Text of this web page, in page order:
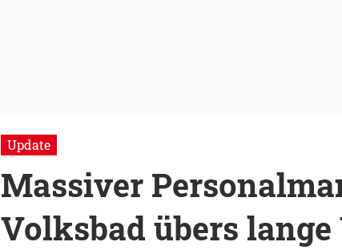
Update
Massiver
Volksbad übers